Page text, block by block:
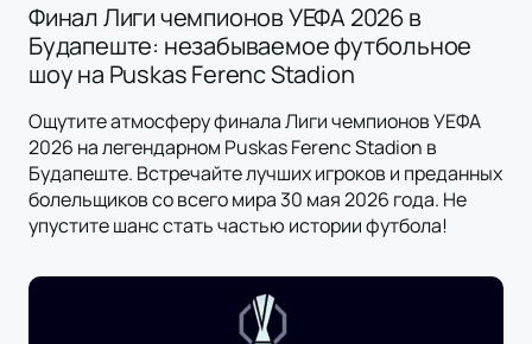
Финал Лиги чемпионов УЕФА 2026 в
Будапеште: незабываемое футбольное
шоу на Puskas Ferenc Stadion
Ощутите атмосферу финала Лиги чемпионов УЕФА
2026 на легендарном Puskas Ferenc Stadion в
Будапеште. Встречайте лучших игроков и преданных
болельщиков со всего мира 30 мая 2026 года. Не
упустите шанс стать частью истории футбола!